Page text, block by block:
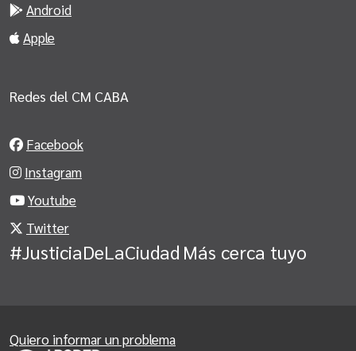
Android
Apple
Redes del CM CABA
Facebook
Instagram
Youtube
Twitter
#JusticiaDeLaCiudad Más cerca tuyo
Quiero informar un problema